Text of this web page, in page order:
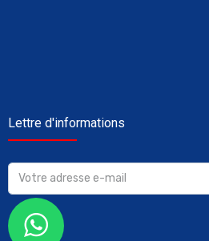
Lettre d'informations